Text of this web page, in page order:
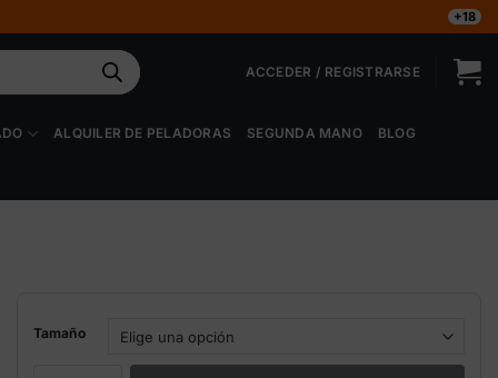
+18
ACCEDER / REGISTRARSE
ALQUILER DE PELADORAS SEGUNDA MANO BLOG
Tamaño